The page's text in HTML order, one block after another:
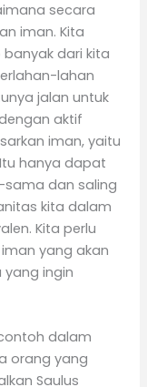
secara
iman. Kita
dari kita
lahan
jalan untuk
aktif
iman, yaitu
hanya dapat
sama dan saling
kita dalam
Kita perlu
yang akan
ingin
dalam
orang yang
Saulus